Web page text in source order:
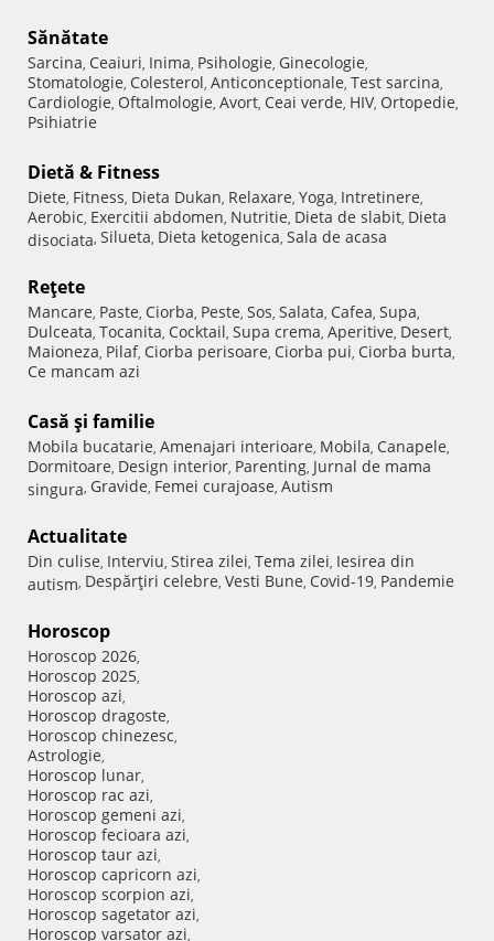
Sănătate
Sarcina, Ceaiuri, Inima, Psihologie, Ginecologie,
Stomatologie, Colesterol, Anticonceptionale, Test sarcina,
Cardiologie, Oftalmologie, Avort, Ceai verde, HIV, Ortopedie,
Psihiatrie
Dietă & Fitness
Diete, Fitness, Dieta Dukan, Relaxare, Yoga, Intretinere,
Aerobic, Exercitii abdomen, Nutritie, Dieta de slabit, Dieta
disociata, Silueta, Dieta ketogenica, Sala de acasa
Reţete
Mancare, Paste, Ciorba, Peste, Sos, Salata, Cafea, Supa,
Dulceata, Tocanita, Cocktail, Supa crema, Aperitive, Desert,
Maioneza, Pilaf, Ciorba perisoare, Ciorba pui, Ciorba burta,
Ce mancam azi
Casă şi familie
Mobila bucatarie, Amenajari interioare, Mobila, Canapele,
Dormitoare, Design interior, Parenting, Jurnal de mama
singura, Gravide, Femei curajoase, Autism
Actualitate
Din culise, Interviu, Stirea zilei, Tema zilei, Iesirea din
autism, Despărţiri celebre, Vesti Bune, Covid-19, Pandemie
Horoscop
Horoscop 2026,
Horoscop 2025,
Horoscop azi,
Horoscop dragoste,
Horoscop chinezesc,
Astrologie,
Horoscop lunar,
Horoscop rac azi,
Horoscop gemeni azi,
Horoscop fecioara azi,
Horoscop taur azi,
Horoscop capricorn azi,
Horoscop scorpion azi,
Horoscop sagetator azi,
Horoscop varsator azi,